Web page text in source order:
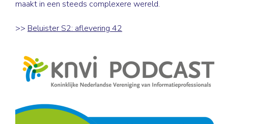
maakt in een steeds complexere wereld.
>> Beluister S2: aflevering 42